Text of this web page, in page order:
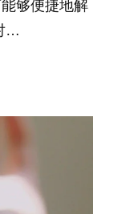
够便捷地解
…